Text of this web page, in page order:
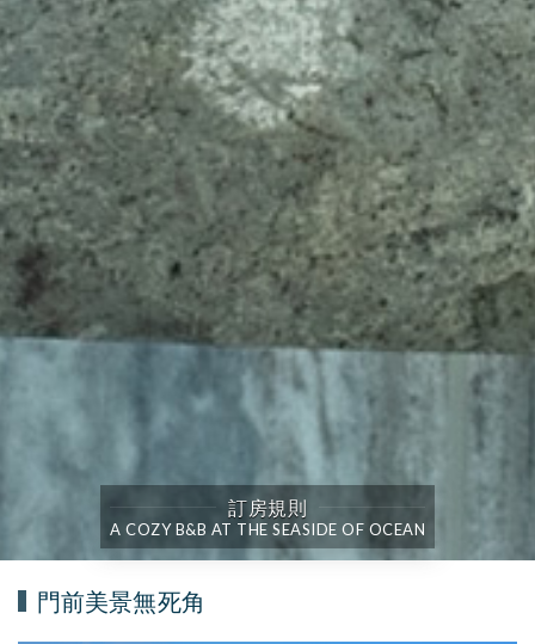
訂房規則
A COZY B&B AT THE SEASIDE OF OCEAN
門前美景無死角